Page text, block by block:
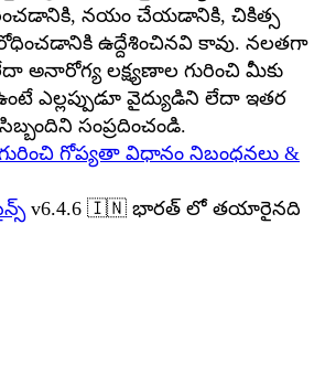
నయం చేయడానికి, చికిత్స
ఉద్దేశించినవి కావు. నలతగా
అనారోగ్య లక్ష్యణాల గురించి మీకు
ఎల్లప్పుడూ వైద్యుడిని లేదా ఇతర
సంప్రదించండి.
గోప్యతా విధానం నిబంధనలు &
v6.4.6 🇮🇳 భారత్ లో తయారైనది